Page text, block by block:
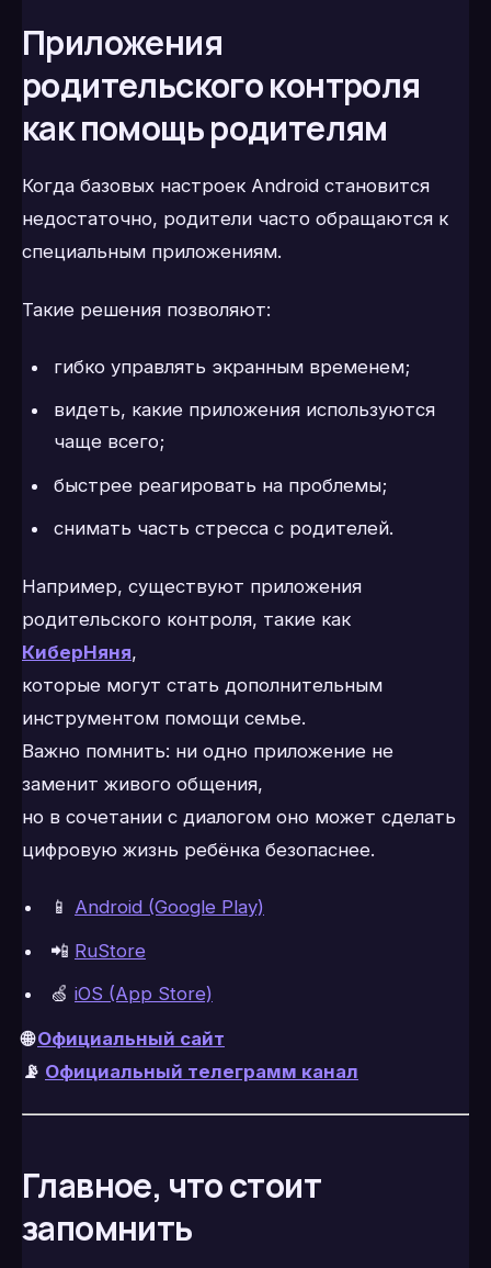
Приложения
родительского контроля
как помощь родителям
Когда базовых настроек Android становится
недостаточно, родители часто обращаются к
специальным приложениям.
Такие решения позволяют:
гибко управлять экранным временем;
видеть, какие приложения используются
чаще всего;
быстрее реагировать на проблемы;
снимать часть стресса с родителей.
Например, существуют приложения
родительского контроля, такие как
КиберНяня,
которые могут стать дополнительным
инструментом помощи семье.
Важно помнить: ни одно приложение не
заменит живого общения,
но в сочетании с диалогом оно может сделать
цифровую жизнь ребёнка безопаснее.
📱 Android (Google Play)
📲 RuStore
🍏 iOS (App Store)
🌐Официальный сайт
📡 Официальный телеграмм канал
Главное, что стоит
запомнить